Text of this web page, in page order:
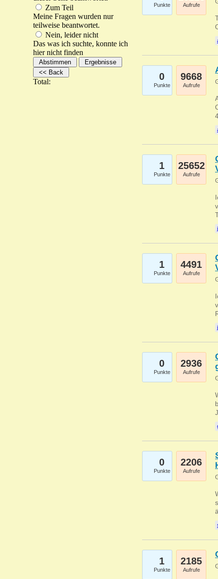
Zum Teil
Meine Fragen wurden nur
teilweise beantwortet.
Nein, leider nicht
Das was ich suchte, konnte ich
hier nicht finden
Total:
Punkte Aufrufe
0
Punkte
9668
Aufrufe
1
Punkte
25652
Aufrufe
1
Punkte
4491
Aufrufe
0
Punkte
2936
Aufrufe
0
Punkte
2206
Aufrufe
1
Punkte
2185
Aufrufe